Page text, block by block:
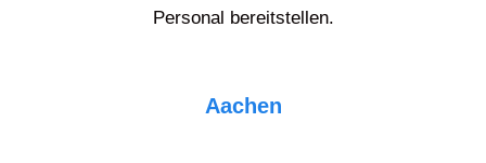
Personal bereitstellen.
Aachen